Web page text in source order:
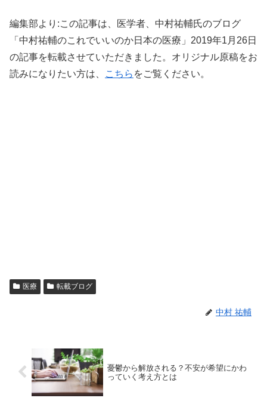
編集部より:この記事は、医学者、中村祐輔氏のブログ
「中村祐輔のこれでいいのか日本の医療」2019年1月26日
の記事を転載させていただきました。オリジナル原稿をお
読みになりたい方は、
こちら をご覧ください。
医療 転載ブログ
中村 祐輔
憂鬱から解放される？不安が希望にかわ
っていく考え方とは